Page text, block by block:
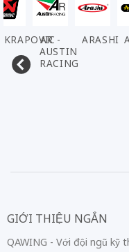
AR -
AUSTIN
RACING
ARASHI
GIỚI THIỆU NGẮN
QAWING - Với đội ngũ kỹ